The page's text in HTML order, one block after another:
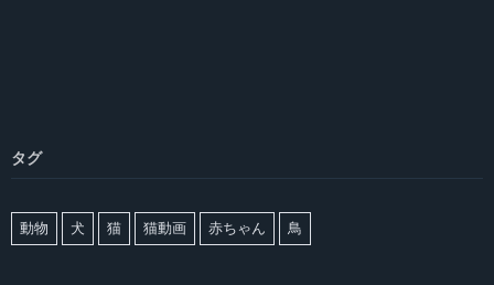
タグ
動物 犬 猫 猫動画 赤ちゃん 鳥